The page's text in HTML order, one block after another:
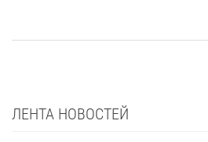
ЛЕНТА НОВОСТЕЙ